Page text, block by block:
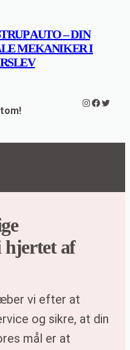
AUTO – DIN
MEKANIKER I
Instagram
hjertet af
vi efter at
og sikre, at din
mål er at